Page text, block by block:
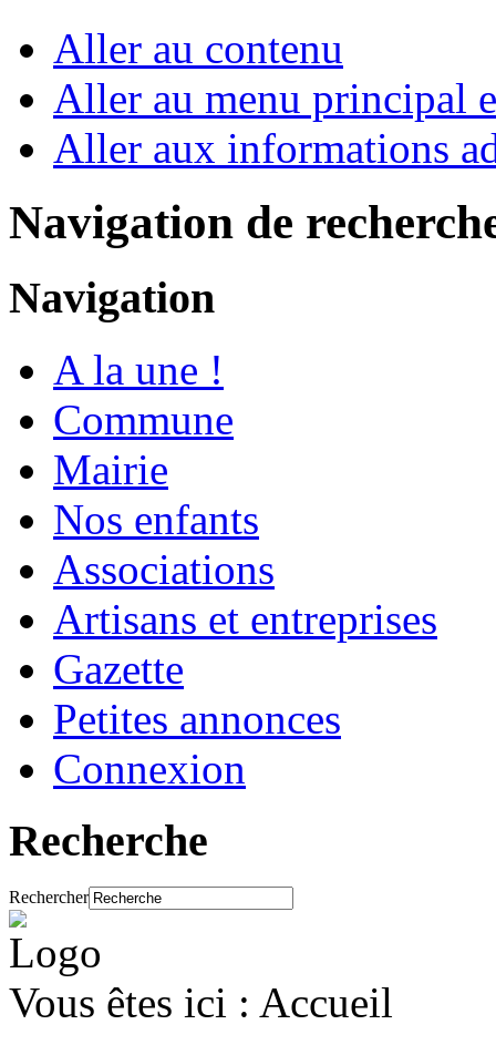
Aller au contenu
Aller au menu principal
Aller aux informations
Navigation de
Navigation
A la une !
Commune
Mairie
Nos enfants
Associations
Artisans et entreprises
Gazette
Petites annonces
Connexion
Recherche
Rechercher
Vous êtes ici : Accueil